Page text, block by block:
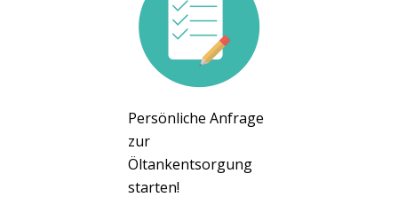
Persönliche Anfrage
zur
Öltankentsorgung
starten!